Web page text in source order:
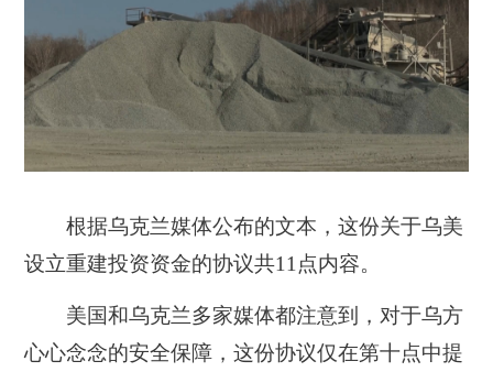
根据乌克兰媒体公布的文本，这份关于乌美
设立重建投资资金的协议共11点内容。
美国和乌克兰多家媒体都注意到，对于乌方
心心念念的安全保障，这份协议仅在第十点中提